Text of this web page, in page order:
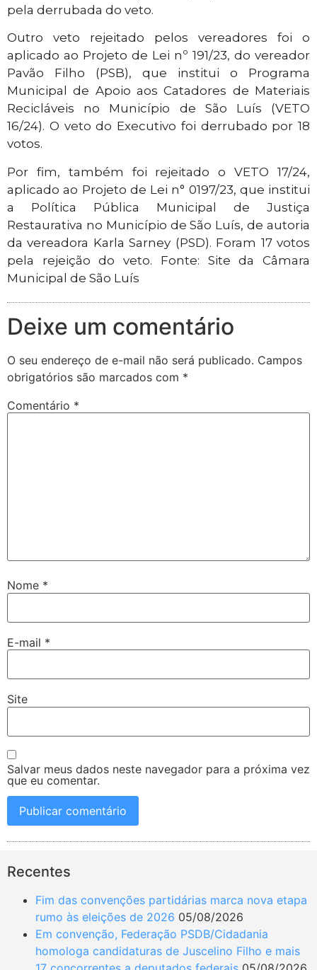
pela derrubada do veto.
Outro veto rejeitado pelos vereadores foi o
aplicado ao Projeto de Lei nº 191/23, do vereador
Pavão Filho (PSB), que institui o Programa
Municipal de Apoio aos Catadores de Materiais
Recicláveis no Município de São Luís (VETO
16/24). O veto do Executivo foi derrubado por 18
votos.
Por fim, também foi rejeitado o VETO 17/24,
aplicado ao Projeto de Lei n° 0197/23, que institui
a Política Pública Municipal de Justiça
Restaurativa no Município de São Luís, de autoria
da vereadora Karla Sarney (PSD). Foram 17 votos
pela rejeição do veto. Fonte: Site da Câmara
Municipal de São Luís
Deixe um comentário
O seu endereço de e-mail não será publicado. Campos
obrigatórios são marcados com *
Comentário *
Nome *
E-mail *
Site
Salvar meus dados neste navegador para a próxima vez
que eu comentar.
Recentes
Fim das convenções partidárias marca nova etapa
rumo às eleições de 2026 05/08/2026
Em convenção, Federação PSDB/Cidadania
homologa candidaturas de Juscelino Filho e mais